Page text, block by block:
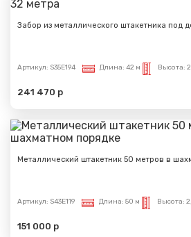
Забор из металлического штакетника под
Артикул: S35E194 Длина: 42 м Высота:
241 470 р
Металлический штакетник 50 метров в
Артикул: S43E119 Длина: 50 м Высота:
151 000 р
Спасибо за обращение, наш
Вами.